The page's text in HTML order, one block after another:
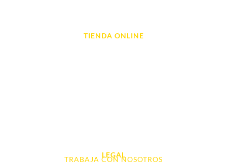
TIENDA ONLINE
LEGAL
TRABAJA CON NOSOTROS